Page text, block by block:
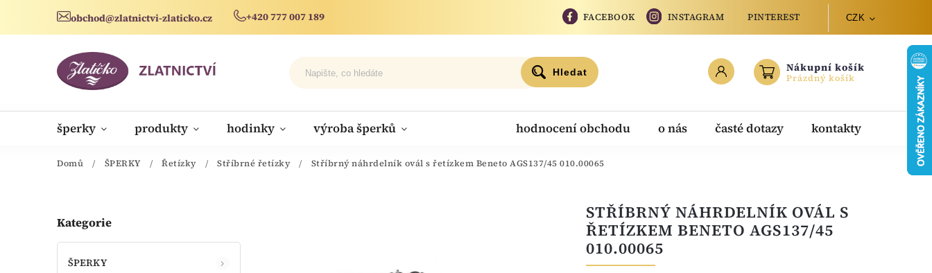
obchod@zlatnictvi-zlaticko.cz +420 777 007 189 FACEBOOK INSTAGRAM PINTEREST CZK
Hledat Nákupní košík
Prázdný košík
šperky produkty hodinky výroba šperků hodnocení obchodu o nás časté dotazy kontakty
novinky
Domů / ŠPERKY / Řetízky / Stříbrné řetízky / Stříbrný náhrdelník ovál s řetízkem Beneto AGS137/45 010.00065
Kategorie
ŠPERKY
STŘÍBRNÝ NÁHRDELNÍK OVÁL S
ŘETÍZKEM BENETO AGS137/45
010.00065